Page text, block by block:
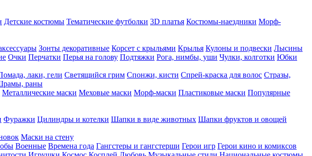
Детские костюмы Тематические футболки 3D платья Костюмы-наездники Морф-
Зонты декоративные Корсет с крыльями Крылья Кулоны и подвески Лысины
Очки Перчатки Перья на голову Подтяжки Рога, нимбы, уши Чулки, колготки Юбки
лаки, гели Светящийся грим Спонжи, кисти Спрей-краска для волос Стразы,
раны
Металлические маски Меховые маски Морф-маски Пластиковые маски Популярные
Фуражки Цилиндры и котелки Шапки в виде животных Шапки фруктов и овощей
Маски на стену
Военные Времена года Гангстеры и гангстерши Герои игр Герои кино и комиксов